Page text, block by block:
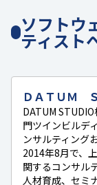
ソフトウ
ティスト
ＤＡＴＵＭ
DATUM
門ツインビルデ
ンサルティング
2014年8月で、
関するコンサル
人材育成、セミ